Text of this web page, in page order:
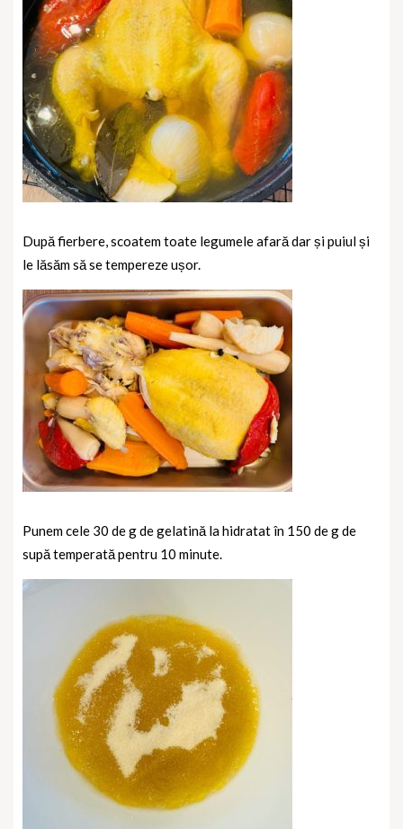
După fierbere, scoatem toate legumele afară dar și puiul și
le lăsăm să se tempereze ușor.
Punem cele 30 de g de gelatină la hidratat în 150 de g de
supă temperată pentru 10 minute.